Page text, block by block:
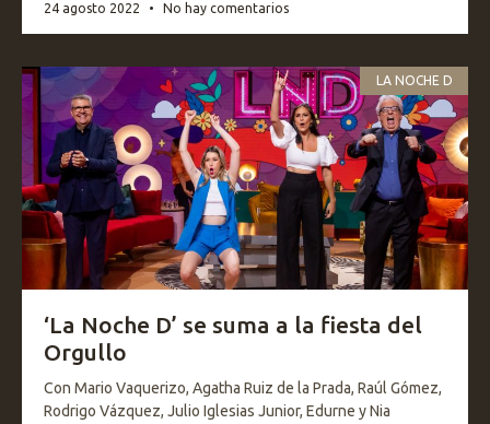
24 agosto 2022 No hay comentarios
LA NOCHE D
‘La Noche D’ se suma a la fiesta del
Orgullo
Con Mario Vaquerizo, Agatha Ruiz de la Prada, Raúl Gómez,
Rodrigo Vázquez, Julio Iglesias Junior, Edurne y Nia